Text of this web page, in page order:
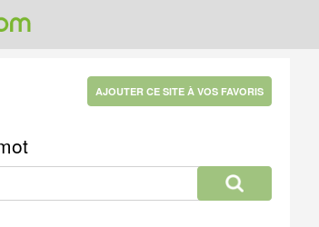
AJOUTER CE SITE À VOS FAVORIS